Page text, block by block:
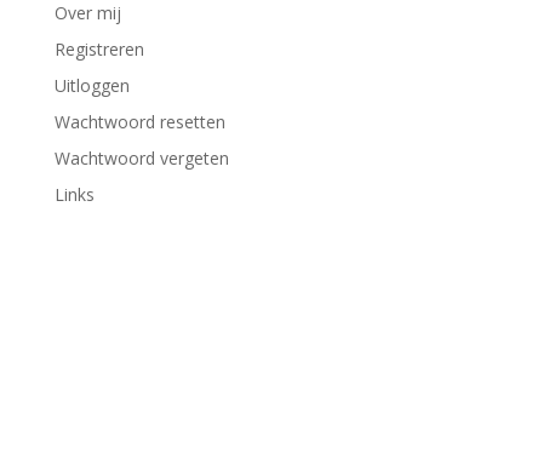
Over mij
Registreren
Uitloggen
Wachtwoord resetten
Wachtwoord vergeten
Links